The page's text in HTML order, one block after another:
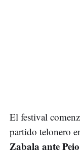
El festival
partido telonero
Zabala ante